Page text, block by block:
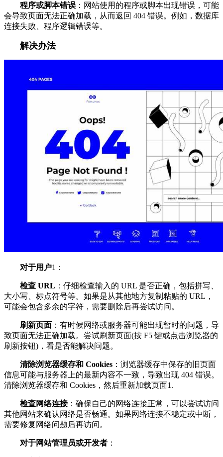
程序或脚本错误 ：网站使用的程序或脚本出现错误，可能
会导致页面无法正确加载，从而返回 404 错误。例如，数据库
连接失败、程序逻辑错误等。
解决办法
对于用户1：
检查 URL ：仔细检查输入的 URL 是否正确，包括拼写、
大小写、标点符号等。如果是从其他地方复制粘贴的 URL，
可能会包含多余的字符，需要删除后再尝试访问。
刷新页面 ：有时候网络或服务器可能出现暂时的问题，导
致页面无法正确加载。尝试刷新页面(按 F5 键或点击浏览器的
刷新按钮)，看是否能解决问题。
清除浏览器缓存和 Cookies ：浏览器缓存中保存的旧页面
信息可能与服务器上的最新内容不一致，导致出现 404 错误。
清除浏览器缓存和 Cookies，然后重新加载页面1.
检查网络连接：确保自己的网络连接正常，可以尝试访问
其他网站来确认网络是否畅通。如果网络连接不稳定或中断，
需要修复网络问题后再访问。
对于网站管理员或开发者 ：